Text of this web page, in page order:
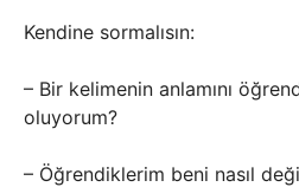
Kendine sormalısın:
– Bir kelimenin anlamını
oluyorum?
– Öğrendiklerim beni nasıl